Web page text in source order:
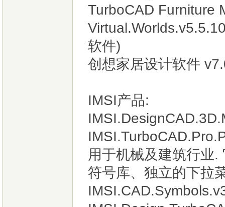
TurboCAD Furniture
软件)
创想家居设计软件
IMSI产品:
用于机械及建筑行业
符号库、独立的下拉